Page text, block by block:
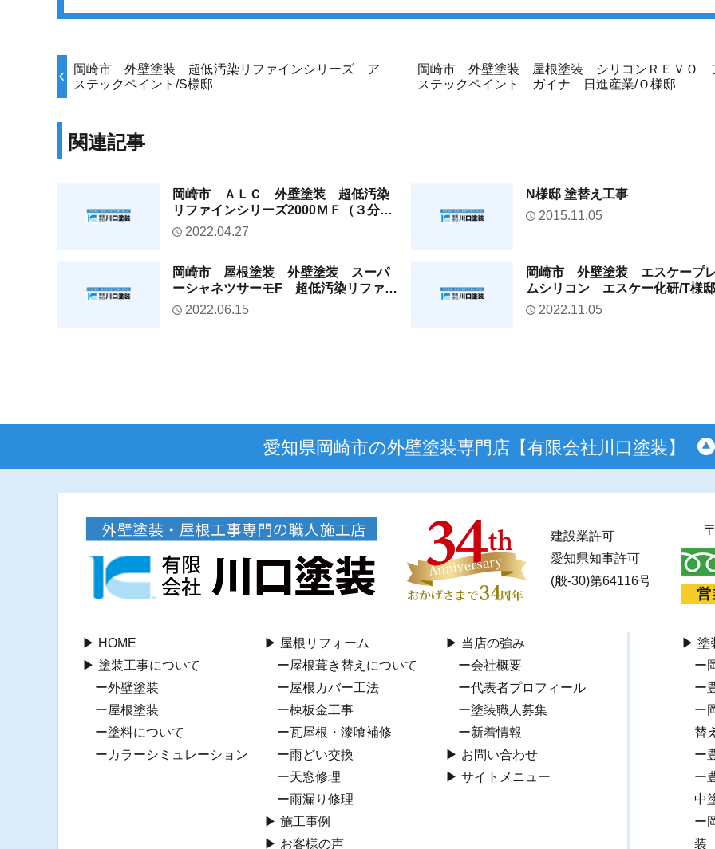
岡崎市 外壁塗装 超低汚染リファインシリーズ ア
ステックペイント/S様邸
岡崎市 外壁塗装 屋根塗装 シリコンＲＥＶＯ
ステックペイント ガイナ 日進産業/Ｏ様邸
関連記事
岡崎市 ＡＬＣ 外壁塗装 超低汚染
リファインシリーズ2000ＭＦ（３分
艶）/Ｔ様邸
2022.04.27
N様邸 塗替え工事
2015.11.05
岡崎市 屋根塗装 外壁塗装 スーパ
ーシャネツサーモF 超低汚染リファイ
ンシリーズ アステックペイント /A
2022.06.15
岡崎市 外壁塗装 エスケープ
ムシリコン エスケー化研/T様邸
2022.11.05
愛知県岡崎市の外壁塗装専門店【有限会社川口塗装】
建設業許可
愛知県知事許可
(般-30)第64116号
HOME
塗装工事について
外壁塗装
屋根塗装
塗料について
カラーシミュレーション
屋根リフォーム
屋根葺き替えについて
屋根カバー工法
棟板⾦工事
瓦屋根・漆喰補修
⾬どい交換
天窓修理
雨漏り修理
施工事例
お客様の声
当店の強み
会社概要
代表者プロフィール
塗装職人募集
新着情報
お問い合わせ
サイトメニュー
塗
替
中
装